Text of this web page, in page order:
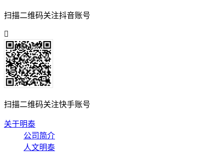
扫描二维码关注抖音账号
扫描二维码关注快手账号
关于明泰
公司简介
人文明泰